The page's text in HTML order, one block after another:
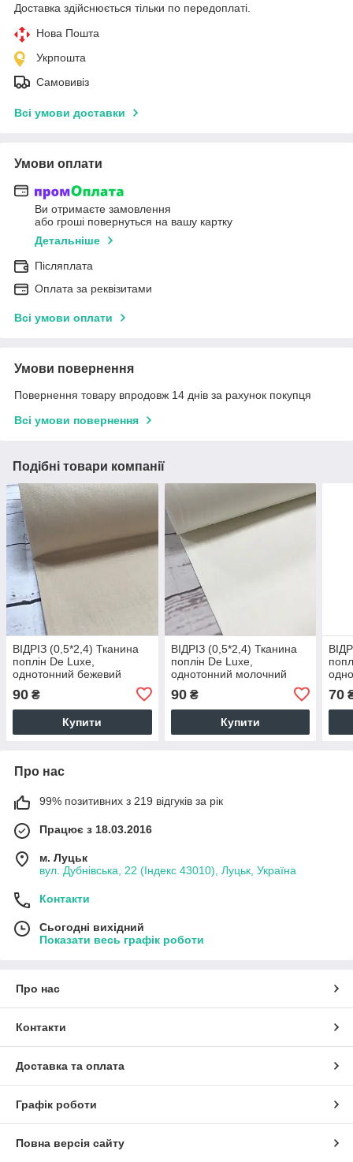
Доставка здійснюється тільки по передоплаті.
Нова Пошта
Укрпошта
Самовивіз
Всі умови доставки
Умови оплати
Ви отримаєте замовлення
або гроші повернуться на вашу картку
Детальніше
Післяплата
Оплата за реквізитами
Всі умови оплати
Умови повернення
Повернення товару впродовж 14 днів за рахунок покупця
Всі умови повернення
Подібні товари компанії
ВІДРІЗ (0,5*2,4) Тканина
поплін De Luxe,
однотонний бежевий
(Туреччина шир. 2,4 м)(P-
FR-0006)
90 ₴
Купити
ВІДРІЗ (0,5*2,4) Тканина
поплін De Luxe,
однотонний молочний
(Туреччина шир. 2,4 м) (P-
FR-0002)
90₴
Купити
70
Про нас
99% позитивних з 219 відгуків за рік
Працює з 18.03.2016
м. Луцьк
вул. Дубнівська, 22 (Індекс 43010), Луцьк, Україна
Контакти
Сьогодні вихідний
Показати весь графік роботи
Про нас
Контакти
Доставка та оплата
Графік роботи
Повна версія сайту